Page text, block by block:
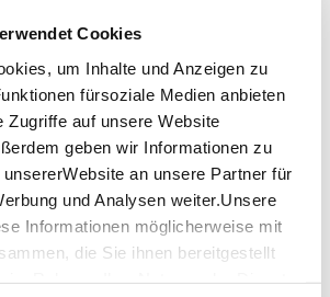
Cookies
um Inhalte und Anzeigen zu
fürsoziale Medien anbieten
Zugriffe auf unsere Website
geben wir Informationen zu
an unsere Partner für
und Analysen weiter.Unsere
Informationen möglicherweise mit
die Sie ihnen bereitgestellt
Öffnungszeiten von Google
07 08 54
baeren.de
baeren.de